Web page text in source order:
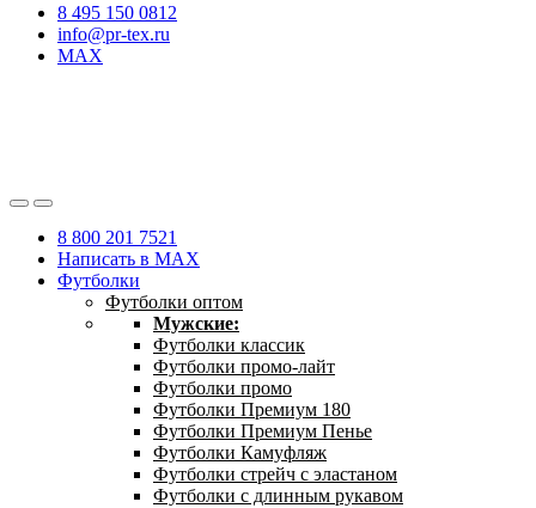
8 495 150 0812
info@pr-tex.ru
MAX
8 800 201 7521
Написать в MAX
Футболки
Футболки оптом
Мужские:
Футболки классик
Футболки промо-лайт
Футболки промо
Футболки Премиум 180
Футболки Премиум Пенье
Футболки Камуфляж
Футболки стрейч с эластаном
Футболки с длинным рукавом